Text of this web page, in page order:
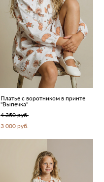
Платье с воротником в принте
"Выпечка"
4 350 pуб.
3 000 pуб.